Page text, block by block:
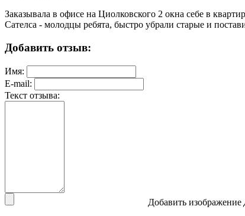
Заказывала в офисе на Циолковского 2 окна себе в
Сателса - молодцы ребята, быстро убрали старые и
Добавить отзыв:
Имя:
E-mail:
Текст отзыва:
Добавить изображение